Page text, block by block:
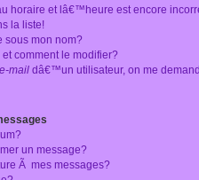
horaire et lâ€™heure est encore
la liste!
sous mon nom?
comment le modifier?
e-mail dâ€™un utilisateur, on me
un message?
Ã mes messages?